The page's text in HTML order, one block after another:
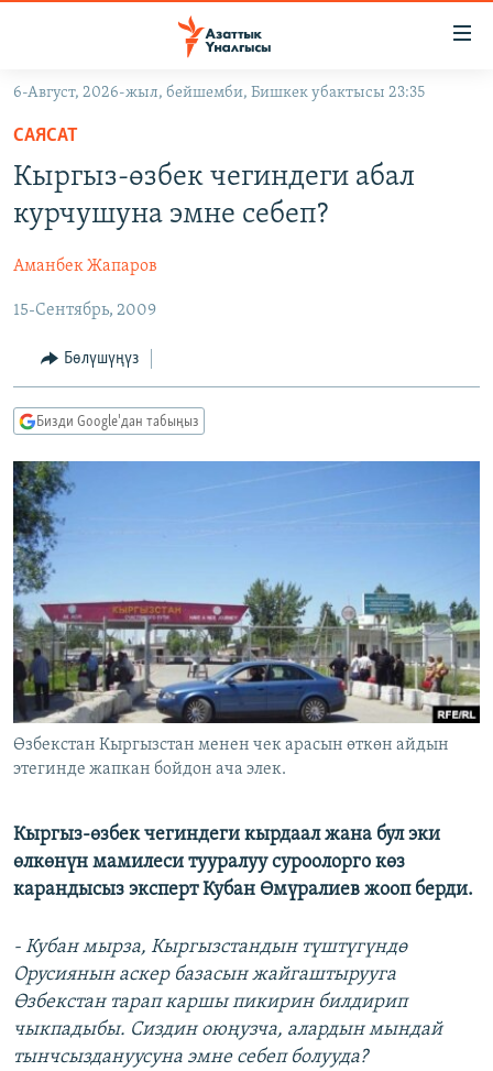
Навигацияга
өтүңүз
Издөөгө
салыңызКЫРГЫЗСТАН
ЭКОНОМИКА
МАДАНИЯТ
ДҮЙНӨ
БОРБОР АЗИЯ
УКРАИНА
АТАЙЫН ИЛИКТӨӨ
ТВ ПРОГРАММАЛАР
БҮГҮН АЗАТТЫКТА
БИЗ ЖАНА ДҮЙНӨ
ДАНИСТЕ
ЭЖЕ-СИҢДИЛЕР
АЗАТТЫК+
ЫҢГАЙСЫЗ СУРООЛОР
ПОДКАСТ
ӨЗГӨЧӨ ПИКИР
ОНЛАЙН ШЕРИНЕ
ЭЕ/АРнун бардык сайттары
6-Август, 2026-жыл, бейшемби, Бишкек убактысы 23:35
САЯСАТ
Кыргыз-өзбек чегиндеги абал
курчушуна эмне себеп?
Аманбек Жапаров
15-Сентябрь, 2009
Бөлүшүңүз
Бизди Google'дан табыңыз
Өзбекстан Кыргызстан менен чек арасын өткөн айдын
этегинде жапкан бойдон ача элек.
Кыргыз-өзбек чегиндеги кырдаал жана бул эки
өлкөнүн мамилеси тууралуу суроолорго көз
карандысыз эксперт Кубан Өмүралиев жооп берди.
- Кубан мырза, Кыргызстандын түштүгүндө
Орусиянын аскер базасын жайгаштырууга
Өзбекстан тарап каршы пикирин билдирип
чыкпадыбы. Сиздин оюңузча, алардын мындай
тынчсыздануусуна эмне себеп болууда?